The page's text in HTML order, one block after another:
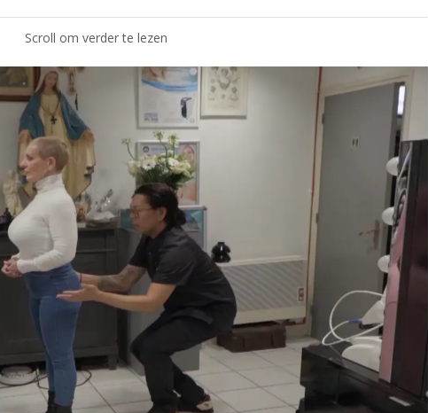
Scroll om verder te lezen